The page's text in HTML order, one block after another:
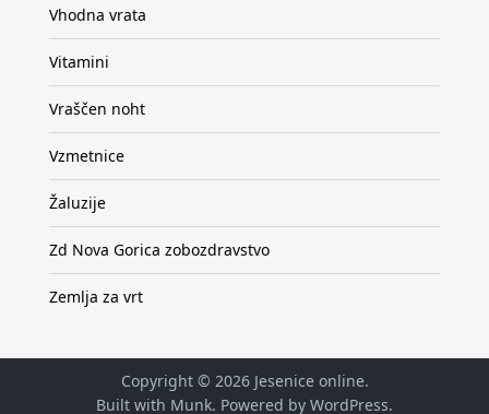
Vhodna vrata
Vitamini
Vraščen noht
Vzmetnice
Žaluzije
Zd Nova Gorica zobozdravstvo
Zemlja za vrt
Copyright © 2026 Jesenice online.
Built with Munk. Powered by WordPress.